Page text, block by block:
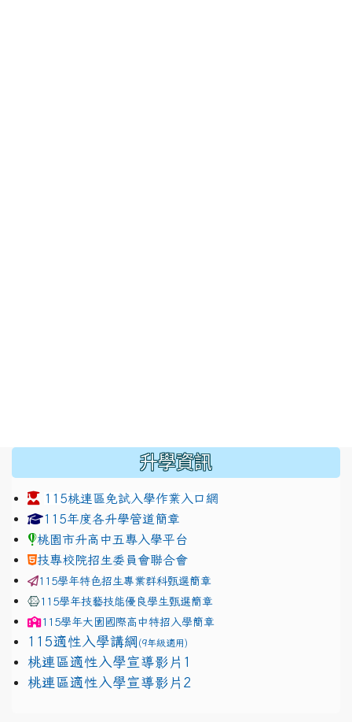
升學資訊
115桃連區免試入學作業入口網
link to https://www.jhjhs.tyc.edu.tw/modules/
115年度各升學管道簡章
桃園市升高中五專入學平台
技專校院招生委員會聯合會
115學年特色招生專業群科甄選簡章
115學年技藝技能優良學生甄選簡章
115學年大園國際高中特招入學簡章
115適性入學講綱 (9年級適用)
link to https://docs.google.com/presentation/d/
桃連區適性入學宣導影片1
link to https://docs.google.com/presentation/d/
桃連區適性入學宣導影片2